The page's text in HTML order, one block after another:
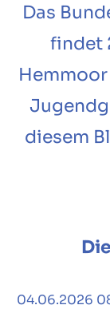
Das
findet
diesem
04.06.2026